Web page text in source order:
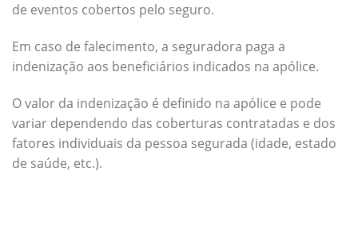
de eventos cobertos pelo seguro.
Em caso de falecimento, a seguradora paga a
indenização aos beneficiários indicados na apólice.
O valor da indenização é definido na apólice e pode
variar dependendo das coberturas contratadas e dos
fatores individuais da pessoa segurada (idade, estado
de saúde, etc.).